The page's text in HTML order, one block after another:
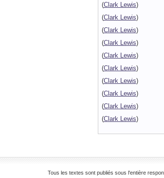
(Clark Lewis)
(Clark Lewis)
(Clark Lewis)
(Clark Lewis)
(Clark Lewis)
(Clark Lewis)
(Clark Lewis)
(Clark Lewis)
(Clark Lewis)
(Clark Lewis)
Tous les textes sont publiés sous l'entière